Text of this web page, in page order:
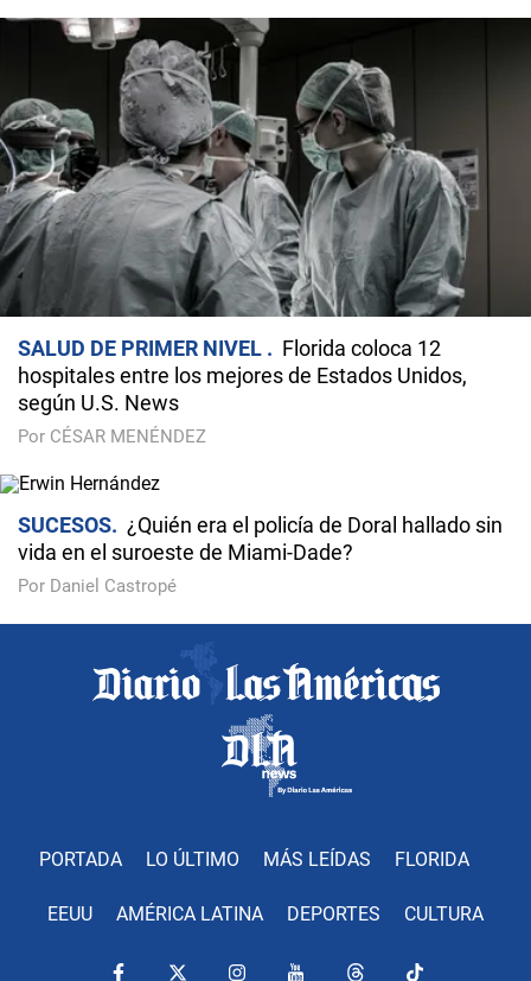
SALUD DE PRIMER NIVEL
Florida coloca 12
hospitales entre los mejores de Estados Unidos,
según U.S. News
Por CÉSAR MENÉNDEZ
SUCESOS
¿Quién era el policía de Doral hallado sin
vida en el suroeste de Miami-Dade?
Por Daniel Castropé
PORTADA LO ÚLTIMO MÁS LEÍDAS FLORIDA
EEUU AMÉRICA LATINA DEPORTES CULTURA